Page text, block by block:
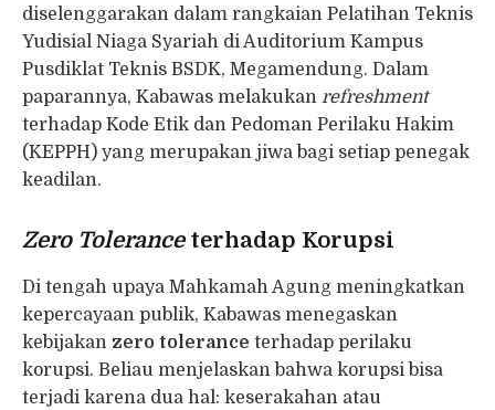
diselenggarakan dalam rangkaian Pelatihan Teknis
Yudisial Niaga Syariah di Auditorium Kampus
Pusdiklat Teknis BSDK, Megamendung. Dalam
paparannya, Kabawas melakukan refreshment
terhadap Kode Etik dan Pedoman Perilaku Hakim
(KEPPH) yang merupakan jiwa bagi setiap penegak
keadilan.
Zero Toleranceterhadap Korupsi
Di tengah upaya Mahkamah Agung meningkatkan
kepercayaan publik, Kabawas menegaskan
kebijakan zero tolerance terhadap perilaku
korupsi. Beliau menjelaskan bahwa korupsi bisa
terjadi karena dua hal: keserakahan atau